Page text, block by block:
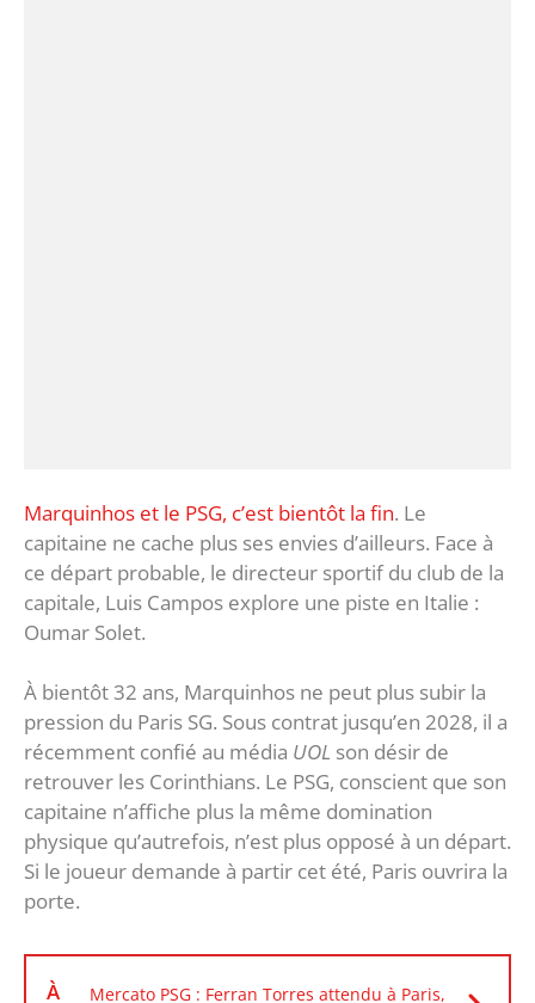
Marquinhos et le PSG, c’est bientôt la fin. Le
capitaine ne cache plus ses envies d’ailleurs. Face à
ce départ probable, le directeur sportif du club de la
capitale, Luis Campos explore une piste en Italie :
Oumar Solet.
À bientôt 32 ans, Marquinhos ne peut plus subir la
pression du Paris SG. Sous contrat jusqu’en 2028, il a
récemment confié au média UOL son désir de
retrouver les Corinthians. Le PSG, conscient que son
capitaine n’affiche plus la même domination
physique qu’autrefois, n’est plus opposé à un départ.
Si le joueur demande à partir cet été, Paris ouvrira la
porte.
À
Mercato PSG : Ferran Torres attendu à Paris,